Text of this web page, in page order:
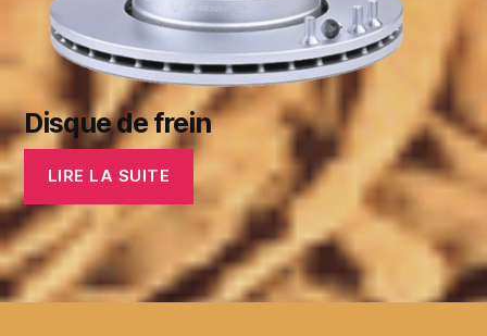
Disque de frein
LIRE LA SUITE